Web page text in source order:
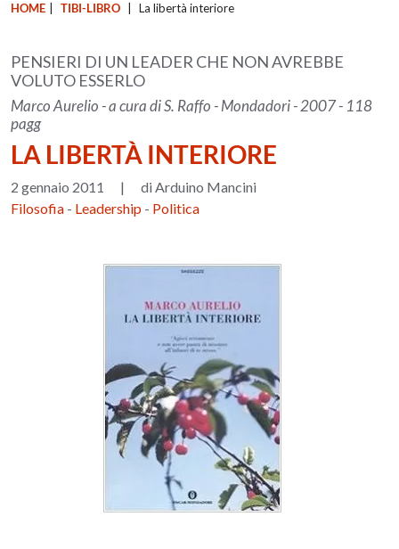
HOME TIBI-LIBRO La libertà interiore
PENSIERI DI UN LEADER CHE NON AVREBBE
VOLUTO ESSERLO
Marco Aurelio - a cura di S. Raffo - Mondadori - 2007 - 118
pagg
LA LIBERTÀ INTERIORE
2 gennaio 2011 |
di Arduino Mancini
Filosofia - Leadership - Politica